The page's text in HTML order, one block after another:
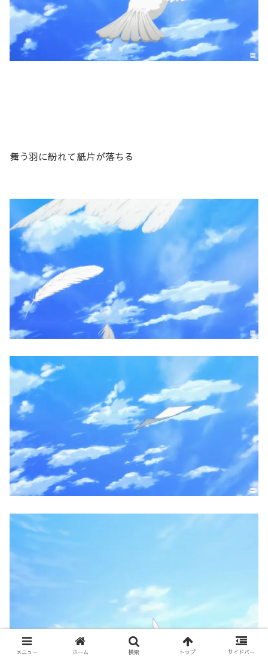
舞う羽に紛れて紙片が落ちる
メニュー ホーム 検索 トップ サイドバー